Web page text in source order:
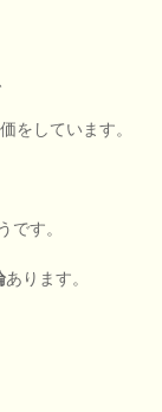
をしています。
です。
あります。